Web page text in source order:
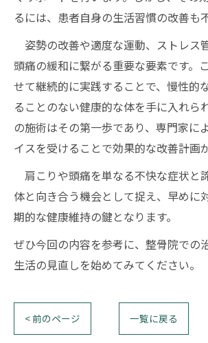
るには、患者自身の生活習慣の改善も
姿勢の改善や適度な運動、ストレス
頭痛の緩和に繋がる重要な要素です。
せて継続的に実践することで、慢性的
ることのない健康的な体を手に入れら
の施術はその第一歩であり、専門家に
イスを受けることで効果的な改善計画
肩こりや頭痛を単なる不快な症状と
体と向き合う機会として捉え、早めに
期的な健康維持の鍵となります。
ぜひ今回の内容を参考に、整骨院での
生活の見直しを始めてみてください。
< 前のページ 一覧に戻る